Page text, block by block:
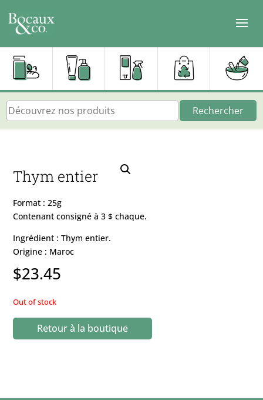
Rechercher
Thym entier
Format : 25g
Contenant consigné à 3 $ chaque.
Ingrédient : Thym entier.
Origine : Maroc
$23.45
Out of stock
Retour à la boutique